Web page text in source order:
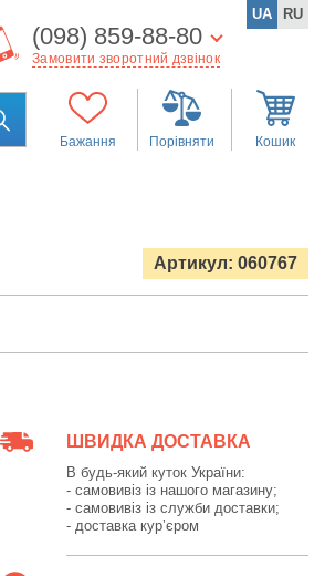
(098) 859-88-80
Замовити зворотний дзвінок
UA RU
Бажання Порівняти Кошик
Артикул: 060767
ШВИДКА ДОСТАВКА
В будь-який куток України:
- самовивіз із нашого магазину;
- самовивіз із служби доставки;
- доставка кур’єром